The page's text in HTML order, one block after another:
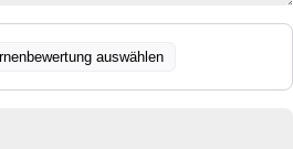
auswählen